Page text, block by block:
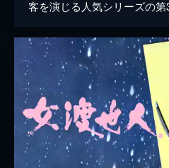
客を演じる人気シリーズの第